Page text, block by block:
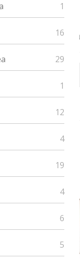
1
16
29
1
12
4
19
4
6
5